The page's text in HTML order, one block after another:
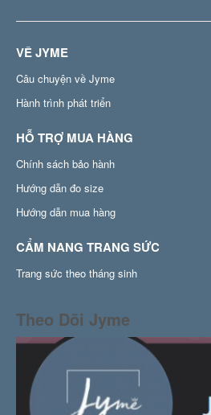
VỀ JYME
Câu chuyện về Jyme
Hành trình phát triển
HỖ TRỢ MUA HÀNG
Chính sách bảo hành
Hướng dẫn đo size
Hướng dẫn mua hàng
CẨM NANG TRANG SỨC
Trang sức theo tháng sinh
Theo Dõi Jyme